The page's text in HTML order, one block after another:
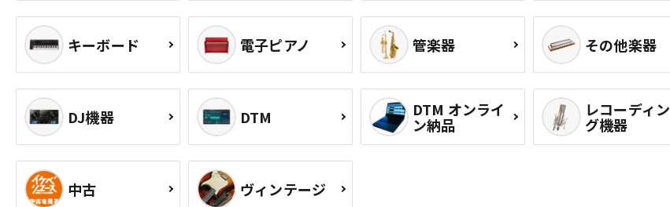
キーボード 電子ピアノ 管楽器 その他楽器
DJ機器 DTM DTM オンライ
ン納品
レコーディン
グ機器
中古 ヴィンテージ